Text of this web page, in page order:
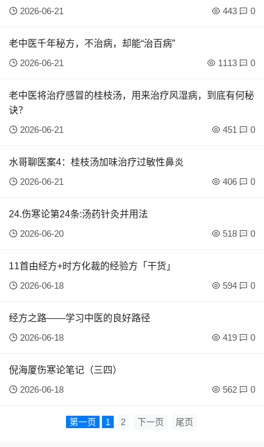
2026-06-21
443 0
老中医千年秘方，不治病，却能“治百病”
2026-06-21
1113 0
老中医将治疗感冒的桂枝汤，用来治疗风湿病，到底有何秘
诀？
2026-06-21
451 0
水哥聊医案4：桂枝汤加味治疗过敏性鼻炎
2026-06-21
406 0
24.伤寒论第24条:汤药针灸并用法
2026-06-20
518 0
11首由经方+时方化裁的经验方「干货」
2026-06-18
594 0
经方之路——学习中医的良好路径
2026-06-18
419 0
倪海厦伤寒论笔记（三四）
2026-06-18
562 0
第一页 1 2 下一页 尾页